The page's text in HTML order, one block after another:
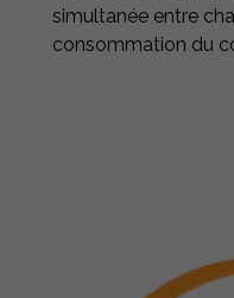
simultanée entre
consommation du